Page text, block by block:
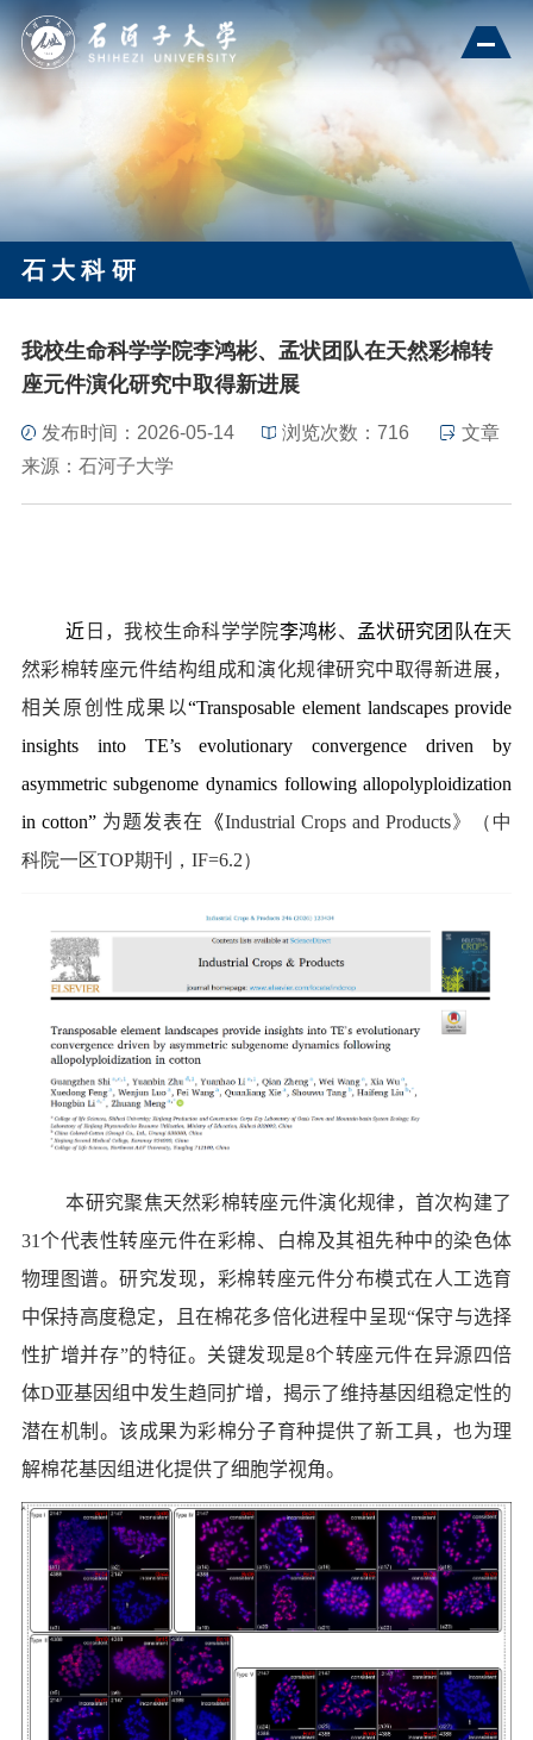
石大科研
我校生命科学学院李鸿彬、孟状团队在天然彩棉转
座元件演化研究中取得新进展
发布时间：2026-05-14 浏览次数：716
文章
来源：石河子大学
近 日，我校生命科学学院李鸿彬、 孟状研究团队在天
然彩棉转座元件结构组成和演化规律研究中取得新进展，
相关原创性成果以“Transposable element landscapes provide
insights into TE’s evolutionary convergence driven by
asymmetric subgenome dynamics following allopolyploidization
in cotton” 为题发表在 《Industrial Crops and Products》（中
科院一区TOP期刊， IF=6.2）
本研究聚焦天然彩棉转座元件演化规律，首次构建了
31个代表性转座元件在彩棉、白棉及其祖先种中的染色体
物理图谱。研究发现，彩棉转座元件分布模式在人工选育
中保持高度稳定，且在棉花多倍化进程中呈现“保守与选择
性扩增并存”的特征。关键发现是8个转座元件在异源四倍
体D亚基因组中发生趋同扩增，揭示了维持基因组稳定性的
潜在机制。该成果为彩棉分子育种提供了新工具，也为理
解棉花基因组进化提供了细胞学视角。